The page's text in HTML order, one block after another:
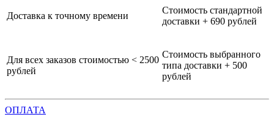
Доставка к точному времени
Стоимость стандартной
доставки + 690 рублей
Для всех заказов стоимостью < 2500
рублей
Стоимость выбранного
типа доставки + 500
рублей
ОПЛАТА